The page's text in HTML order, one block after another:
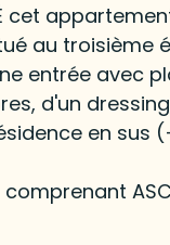
cet
au troisième
entrée avec
d'un
en sus